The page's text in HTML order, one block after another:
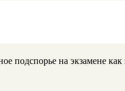
подспорье на экзамене